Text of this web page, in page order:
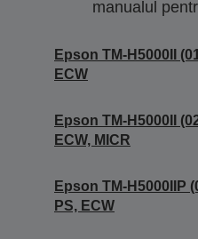
manualul
Epson TM-H5000II
ECW
Epson TM-H5000II
ECW, MICR
Epson TM-H5000IIP
PS, ECW